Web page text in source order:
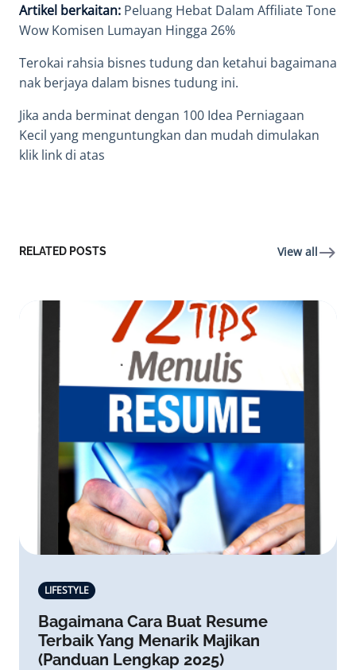
Artikel berkaitan: Peluang Hebat Dalam Affiliate Tone
Wow Komisen Lumayan Hingga 26%
Terokai rahsia bisnes tudung dan ketahui bagaimana
nak berjaya dalam bisnes tudung ini.
Jika anda berminat dengan 100 Idea Perniagaan
Kecil yang menguntungkan dan mudah dimulakan
klik link di atas
RELATED POSTS View all
LIFESTYLE
Bagaimana Cara Buat Resume
Terbaik Yang Menarik Majikan
(Panduan Lengkap 2025)